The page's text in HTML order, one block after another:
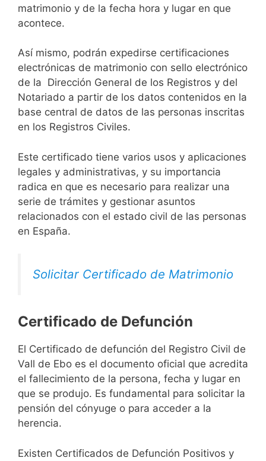
matrimonio y de la fecha hora y lugar en que
acontece.
Así mismo, podrán expedirse certificaciones
electrónicas de matrimonio con sello electrónico
de la Dirección General de los Registros y del
Notariado a partir de los datos contenidos en la
base central de datos de las personas inscritas
en los Registros Civiles.
Este certificado tiene varios usos y aplicaciones
legales y administrativas, y su importancia
radica en que es necesario para realizar una
serie de trámites y gestionar asuntos
relacionados con el estado civil de las personas
en España.
Solicitar Certificado de Matrimonio
Certificado de Defunción
El Certificado de defunción del Registro Civil de
Vall de Ebo es el documento oficial que acredita
el fallecimiento de la persona, fecha y lugar en
que se produjo. Es fundamental para solicitar la
pensión del cónyuge o para acceder a la
herencia.
Existen Certificados de Defunción Positivos y